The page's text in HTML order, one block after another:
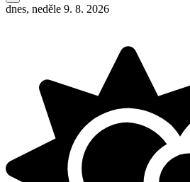
dnes, neděle 9. 8. 2026